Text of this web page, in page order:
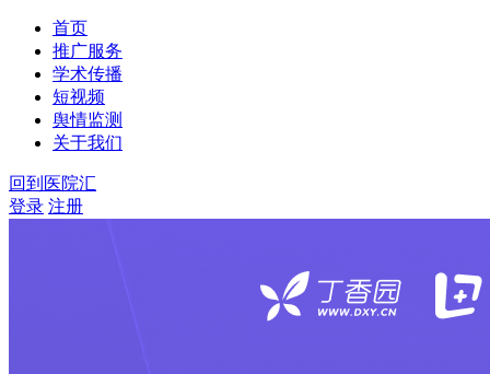
首页
推广服务
学术传播
短视频
舆情监测
关于我们
回到医院汇
登录 注册